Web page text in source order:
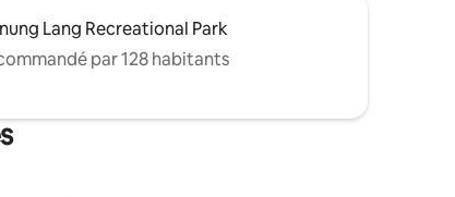
Lang Recreational Park
par 128 habitants